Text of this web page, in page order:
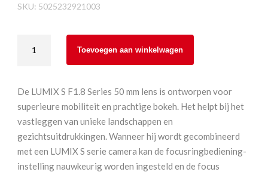
SKU: 5025232921003
Lumix
S50E
F1.8
aantal
Toevoegen aan winkelwagen
De LUMIX S F1.8 Series 50 mm lens is ontworpen voor
superieure mobiliteit en prachtige bokeh. Het helpt bij het
vastleggen van unieke landschappen en
gezichtsuitdrukkingen. Wanneer hij wordt gecombineerd
met een LUMIX S serie camera kan de focusringbediening-
instelling nauwkeurig worden ingesteld en de focus